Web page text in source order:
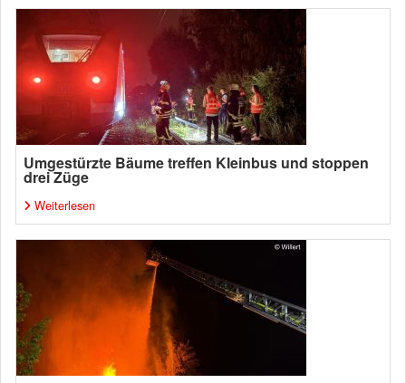
Umgestürzte Bäume treffen Kleinbus und stoppen
drei Züge
Weiterlesen